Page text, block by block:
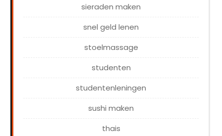
sieraden maken
snel geld lenen
stoelmassage
studenten
studentenleningen
sushi maken
thais